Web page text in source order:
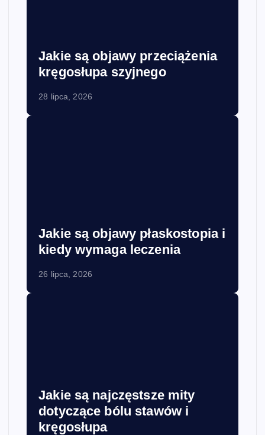
Jakie są objawy przeciążenia
kręgosłupa szyjnego
28 lipca, 2026
Jakie są objawy płaskostopia i
kiedy wymaga leczenia
26 lipca, 2026
Jakie są najczęstsze mity
dotyczące bólu stawów i
kręgosłupa